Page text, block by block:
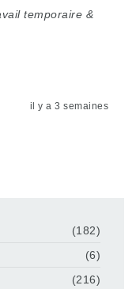
temporaire &
il y a 3 semaines
(182)
(6)
(216)